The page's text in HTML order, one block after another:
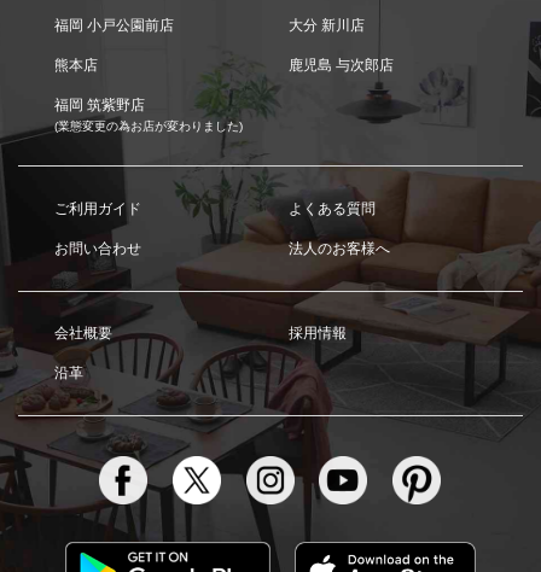
福岡 小戸公園前店 大分 新川店
熊本店 鹿児島 与次郎店
福岡 筑紫野店
(業態変更の為お店が変わりました)
ご利用ガイド よくある質問
お問い合わせ 法人のお客様へ
会社概要 採用情報
沿革